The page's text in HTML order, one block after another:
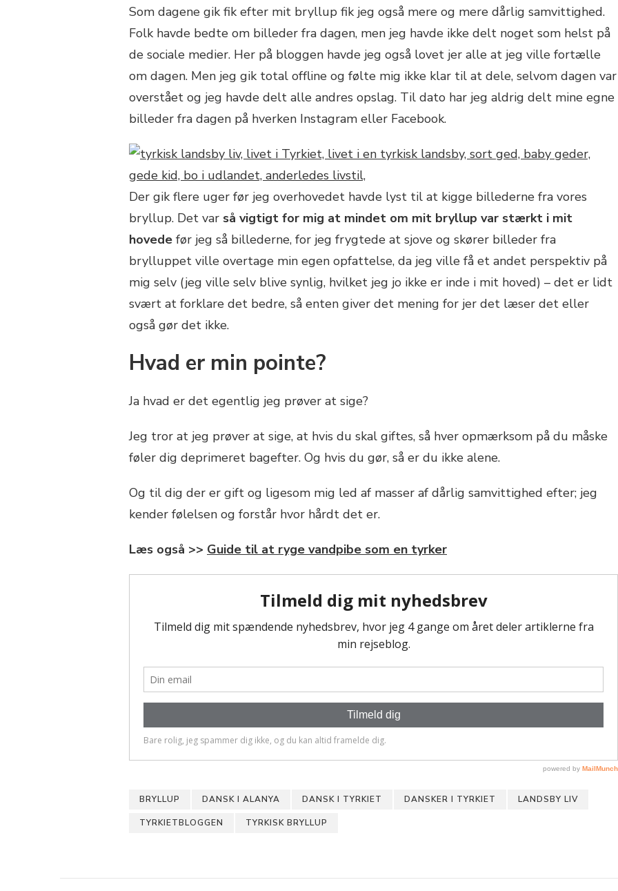
Som dagene gik fik efter mit bryllup fik jeg også mere og mere dårlig samvittighed.
Folk havde bedte om billeder fra dagen, men jeg havde ikke delt noget som helst på
de sociale medier. Her på bloggen havde jeg også lovet jer alle at jeg ville fortælle
om dagen. Men jeg gik total offline og følte mig ikke klar til at dele, selvom dagen var
overstået og jeg havde delt alle andres opslag. Til dato har jeg aldrig delt mine egne
billeder fra dagen på hverken Instagram eller Facebook.
Der gik flere uger før jeg overhovedet havde lyst til at kigge billederne fra vores
bryllup. Det var så vigtigt for mig at mindet om mit bryllup var stærkt i mit
hovede før jeg så billederne, for jeg frygtede at sjove og skører billeder fra
brylluppet ville overtage min egen opfattelse, da jeg ville få et andet perspektiv på
mig selv (jeg ville selv blive synlig, hvilket jeg jo ikke er inde i mit hoved) – det er lidt
svært at forklare det bedre, så enten giver det mening for jer det læser det eller
også gør det ikke.
Hvad er min pointe?
Ja hvad er det egentlig jeg prøver at sige?
Jeg tror at jeg prøver at sige, at hvis du skal giftes, så hver opmærksom på du måske
føler dig deprimeret bagefter. Og hvis du gør, så er du ikke alene.
Og til dig der er gift og ligesom mig led af masser af dårlig samvittighed efter; jeg
kender følelsen og forstår hvor hårdt det er.
Læs også >> Guide til at ryge vandpibe som en tyrker
BRYLLUP DANSK I ALANYA DANSK I TYRKIET DANSKER I TYRKIET LANDSBY LIV
TYRKIETBLOGGEN TYRKISK BRYLLUP